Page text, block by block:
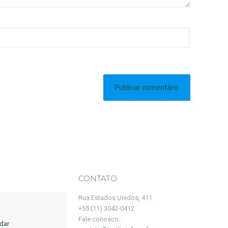
CONTATO
Rua Estados Unidos, 411
+55 (11) 3042-0412
Fale conosco: